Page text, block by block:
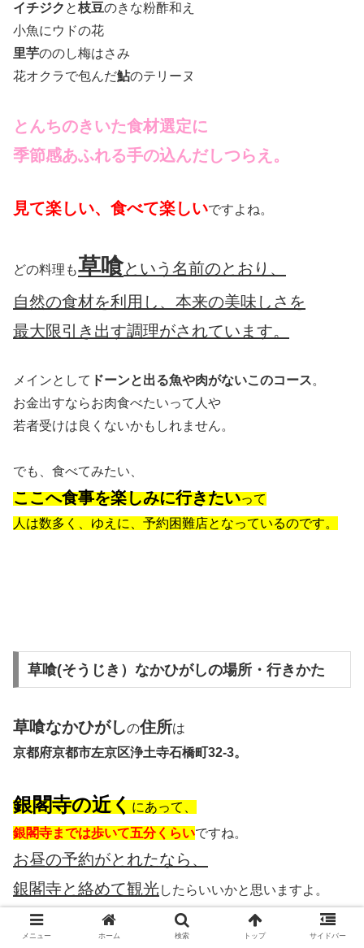
イチジク と枝豆のきな粉酢和え
小魚にウドの花
里芋ののし梅はさみ
花オクラで包んだ鮎のテリーヌ
とんちのきいた食材選定に
季節感あふれる手の込んだしつらえ。
見て楽しい、食べて楽しいですよね。
どの料理も草喰という名前のとおり、
自然の食材を利用し、本来の美味しさを
最大限引き出す調理がされています。
メインとして ドーンと出る魚や肉がないこのコース。
お金出すならお肉食べたいって人や
若者受けは良くないかもしれません。
でも、食べてみたい、
ここへ食事を楽しみに行きたいって
人は数多く、ゆえに、予約困難店となっているのです。
草喰(そうじき）なかひがしの場所・行きかた
草喰なかひがしの住所は
京都府京都市左京区浄土寺石橋町32-3。
銀閣寺の近くにあって、
銀閣寺までは歩いて五分くらいですね。
お昼の予約がとれたなら、
銀閣寺と絡めて観光したらいいかと思いますよ。
京都駅からはタクシーだと
メニュー ホーム 検索 トップ サイドバー